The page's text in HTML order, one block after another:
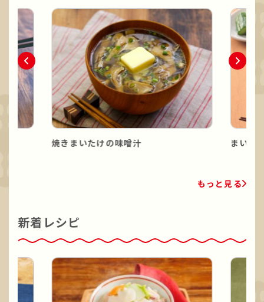
焼きまいたけの味噌汁 まいた
もっと見る
新着レシピ